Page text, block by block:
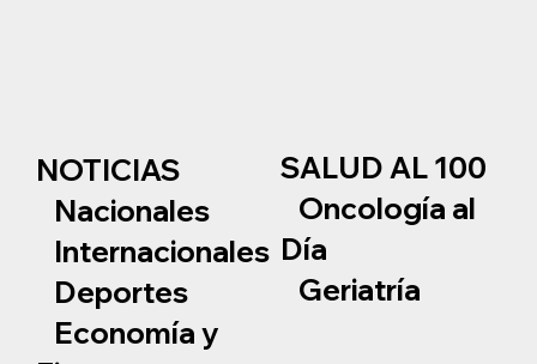
NOTICIAS
Nacionales
Internacionales
Deportes
Economía y
SALUD AL 100
Oncología al
Día
Geriatría